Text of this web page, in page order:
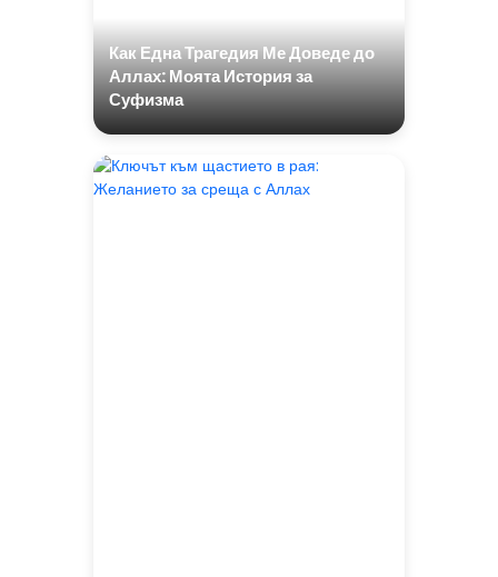
Как Една Трагедия Ме Доведе до
Аллах: Моята История за
Суфизма